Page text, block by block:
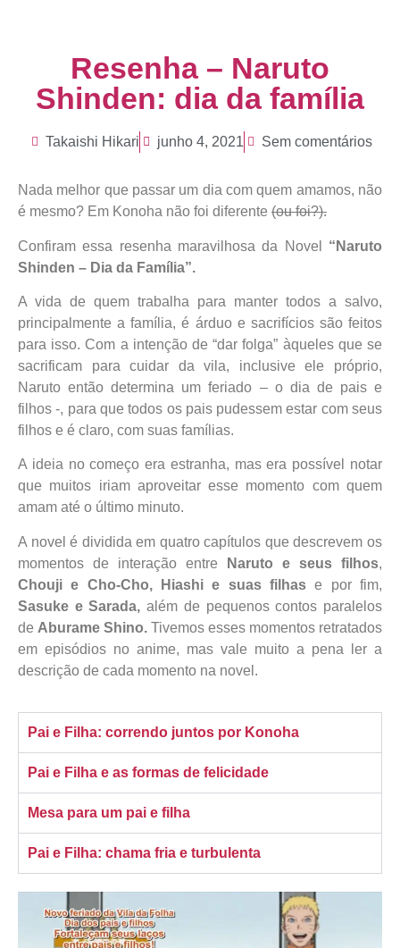
Resenha – Naruto
Shinden: dia da família
Takaishi Hikari junho 4, 2021 Sem comentários
Nada melhor que passar um dia com quem amamos, não
é mesmo? Em Konoha não foi diferente (ou foi?).
Confiram essa resenha maravilhosa da Novel “Naruto
Shinden – Dia da Família”.
A vida de quem trabalha para manter todos a salvo,
principalmente a família, é árduo e sacrifícios são feitos
para isso. Com a intenção de “dar folga” àqueles que se
sacrificam para cuidar da vila, inclusive ele próprio,
Naruto então determina um feriado – o dia de pais e
filhos -, para que todos os pais pudessem estar com seus
filhos e é claro, com suas famílias.
A ideia no começo era estranha, mas era possível notar
que muitos iriam aproveitar esse momento com quem
amam até o último minuto.
A novel é dividida em quatro capítulos que descrevem os
momentos de interação entre
Naruto e seus filhos,
Chouji e Cho-Cho,
Hiashi e suas filhas e por fim,
Sasuke e Sarada,além de pequenos contos paralelos
de Aburame Shino. Tivemos esses momentos retratados
em episódios no anime, mas vale muito a pena ler a
descrição de cada momento na novel.
Pai e Filha: correndo juntos por Konoha
Pai e Filha e as formas de felicidade
Mesa para um pai e filha
Pai e Filha: chama fria e turbulenta